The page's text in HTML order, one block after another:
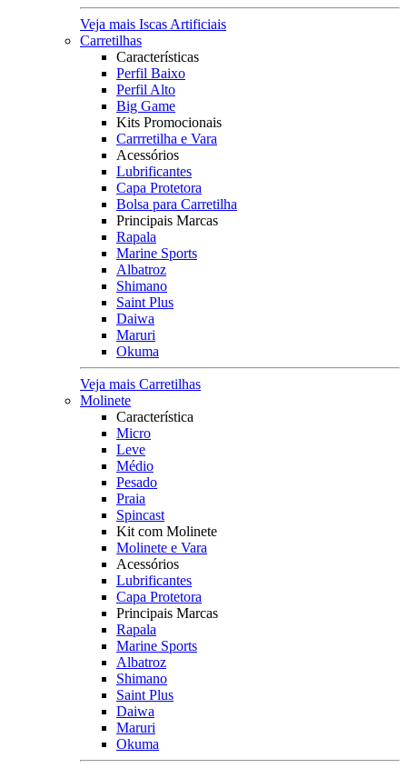
Veja mais Iscas Artificiais
Carretilhas
Características
Perfil Baixo
Perfil Alto
Big Game
Kits Promocionais
Carrretilha e Vara
Acessórios
Lubrificantes
Capa Protetora
Bolsa para Carretilha
Principais Marcas
Rapala
Marine Sports
Albatroz
Shimano
Saint Plus
Daiwa
Maruri
Okuma
Veja mais Carretilhas
Molinete
Característica
Micro
Leve
Médio
Pesado
Praia
Spincast
Kit com Molinete
Molinete e Vara
Acessórios
Lubrificantes
Capa Protetora
Principais Marcas
Rapala
Marine Sports
Albatroz
Shimano
Saint Plus
Daiwa
Maruri
Okuma